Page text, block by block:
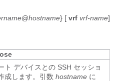
@hostname} [ vrf vrf-name]
ト デバイスとの SSH セッショ
成します。引数 hostname に